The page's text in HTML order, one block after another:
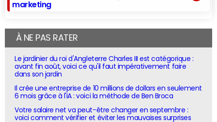
marketing
À NE PAS RATER
Le jardinier du roi d'Angleterre Charles III est catégorique :
avant fin août, voici ce qu'il faut impérativement faire
dans son jardin
Il crée une entreprise de 10 millions de dollars en seulement
6 mois grâce à l'IA : voici la méthode de Ben Broca
Votre salaire net va peut-être changer en septembre :
voici comment vérifier et éviter les mauvaises surprises